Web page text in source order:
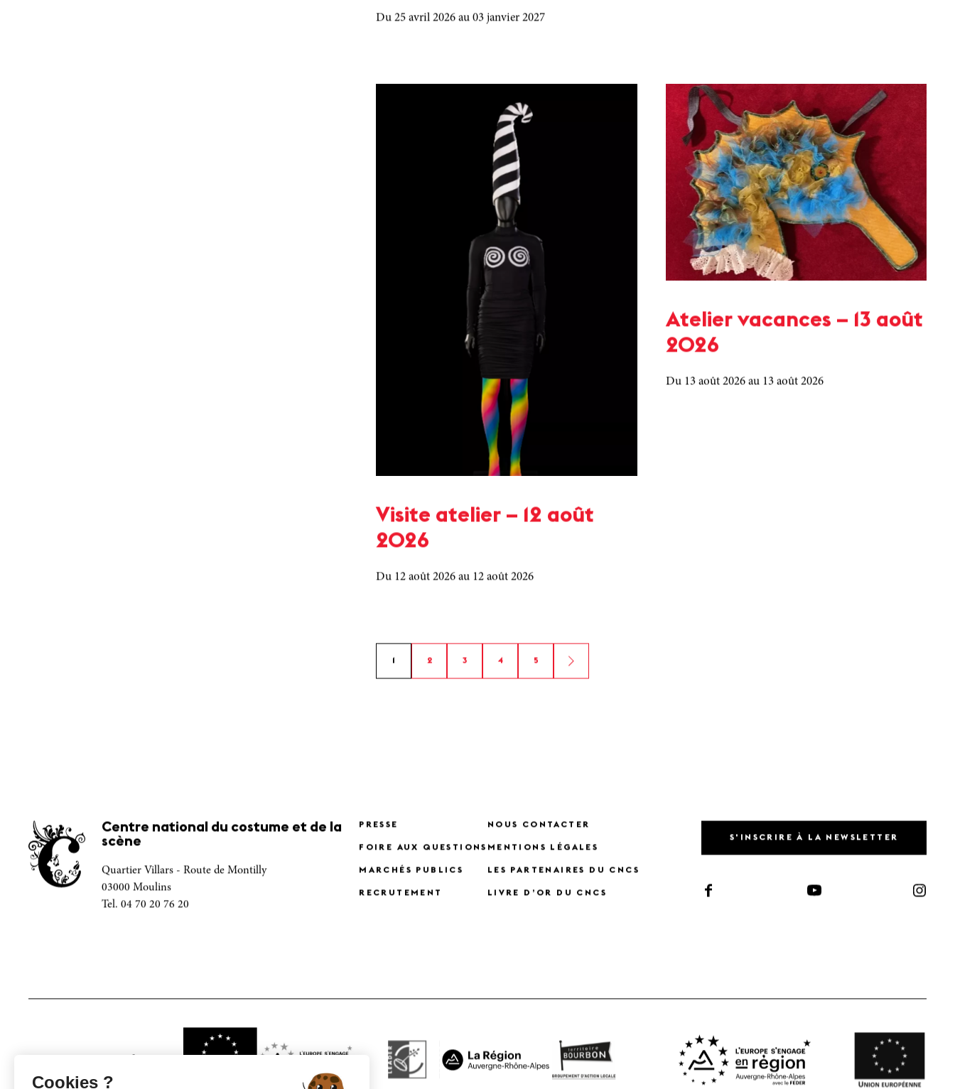
Du 25 avril 2026 au 03 janvier 2027
Visite atelier – 12 août
2026
Du 12 août 2026 au 12 août 2026
Atelier vacances – 13 août
2026
Du 13 août 2026 au 13 août 2026
1 2 3 4 5
Centre national du costume et de la
scène
Quartier Villars - Route de Montilly
03000 Moulins
Tel. 04 70 20 76 20
PRESSE
FOIRE AUX QUESTIONS
MARCHÉS PUBLICS
RECRUTEMENT
NOUS CONTACTER
MENTIONS LÉGALES
LES PARTENAIRES DU CNCS
LIVRE D’OR DU CNCS
S'INSCRIRE À LA NEWSLETTER
Cookies ?